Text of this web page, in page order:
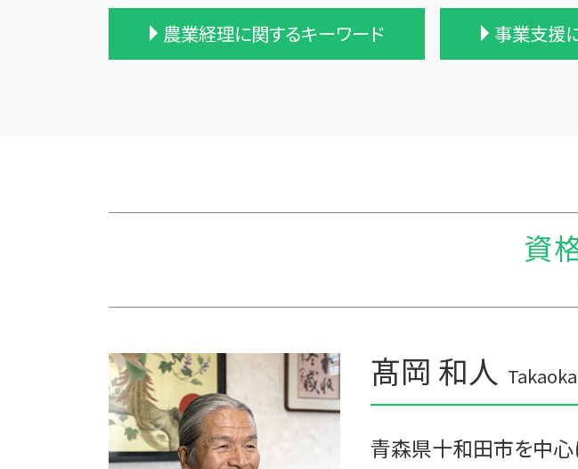
相続税 配偶者控除 計算式
相続税 税務調査
相続税 税理士報酬 相場
相続税の時効
税理士 相続 報酬
相続税 計算例
相続税 時効 タンス預金
相続税 農地
相続 遺留分 計算
贈与税の申告
贈与税 改正
相続時精算課
贈与税 無申告
贈与税の税率
相続時精算課
生活費 贈与税
贈与税の計算
農業経理に関するキーワード
家族農業
農業 法人化
会社 農業
株式会社 農業
農業 個人
農業法人 会計
青色申告 農業
農業 税理士
事業支援
資金繰りとは
事業支援 法人
経営計画 経営
税務調査 予告
税務調査 悪い
経営計画 事業
経営計画 調査
税務調査 時期
資
髙岡 和人
青森県十和田市を中心